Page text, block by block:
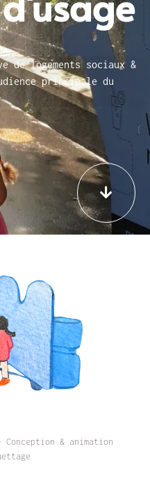
logements sociaux &
principale du
Conception & animation